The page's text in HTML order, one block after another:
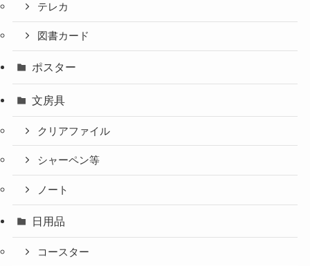
テレカ
図書カード
ポスター
文房具
クリアファイル
シャーペン等
ノート
日用品
コースター